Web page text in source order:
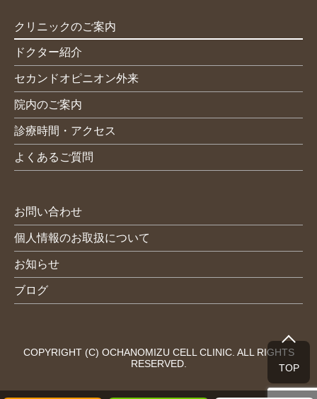
クリニックのご案内
ドクター紹介
セカンドオピニオン外来
院内のご案内
診療時間・アクセス
よくあるご質問
お問い合わせ
個人情報のお取扱について
お知らせ
ブログ
COPYRIGHT (C) OCHANOMIZU CELL CLINIC. ALL RIGHTS
RESERVED.
TOP